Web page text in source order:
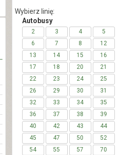
Wybierz linię:
Autobusy
2 3 4
5
6
7 8
12
13
14 15
16
17
18 20
21
22
23 24
25
26
29 30
31
32
33 34
35
36
37 38
39
40
42 43
44
45
47 50
52
54
55 57
70